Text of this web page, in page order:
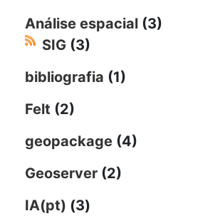
Análise espacial (3)
SIG (3)
bibliografia (1)
Felt (2)
geopackage (4)
Geoserver (2)
IA(pt) (3)